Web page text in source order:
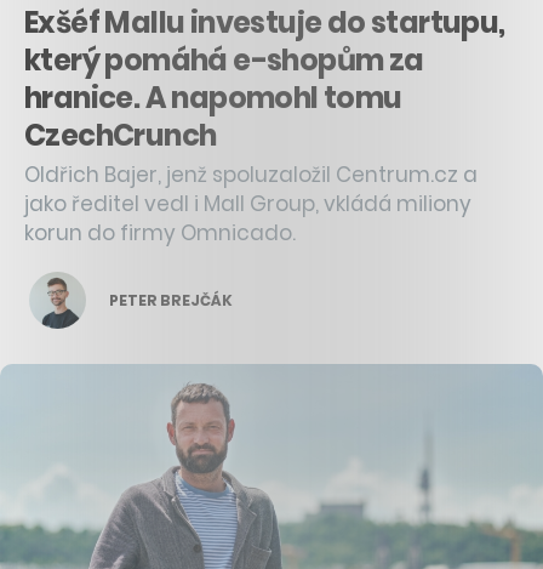
Exšéf Mallu investuje do startupu,
který pomáhá e-shopům za
hranice. A napomohl tomu
CzechCrunch
Oldřich Bajer, jenž spoluzaložil Centrum.cz a
jako ředitel vedl i Mall Group, vkládá miliony
korun do firmy Omnicado.
PETER BREJČÁK